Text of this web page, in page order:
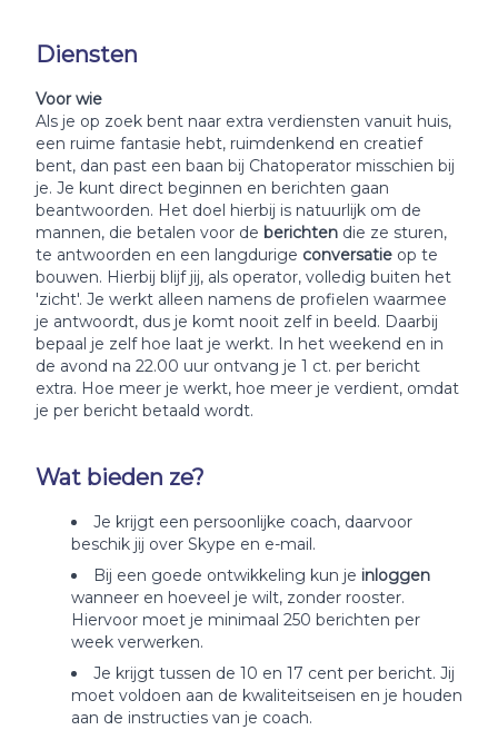
Diensten
Voor wie
Als je op zoek bent naar extra verdiensten vanuit huis,
een ruime fantasie hebt, ruimdenkend en creatief
bent, dan past een baan bij Chatoperator misschien bij
je. Je kunt direct beginnen en berichten gaan
beantwoorden. Het doel hierbij is natuurlijk om de
mannen, die betalen voor de berichten die ze sturen,
te antwoorden en een langdurige conversatie op te
bouwen. Hierbij blijf jij, als operator, volledig buiten het
'zicht'. Je werkt alleen namens de profielen waarmee
je antwoordt, dus je komt nooit zelf in beeld. Daarbij
bepaal je zelf hoe laat je werkt. In het weekend en in
de avond na 22.00 uur ontvang je 1 ct. per bericht
extra. Hoe meer je werkt, hoe meer je verdient, omdat
je per bericht betaald wordt.
Wat bieden ze?
Je krijgt een persoonlijke coach, daarvoor
beschik jij over Skype en e-mail.
Bij een goede ontwikkeling kun je inloggen
wanneer en hoeveel je wilt, zonder rooster.
Hiervoor moet je minimaal 250 berichten per
week verwerken.
Je krijgt tussen de 10 en 17 cent per bericht. Jij
moet voldoen aan de kwaliteitseisen en je houden
aan de instructies van je coach.